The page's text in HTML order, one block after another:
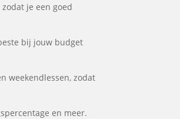
je een goed
bij jouw budget
weekendlessen, zodat
en meer.